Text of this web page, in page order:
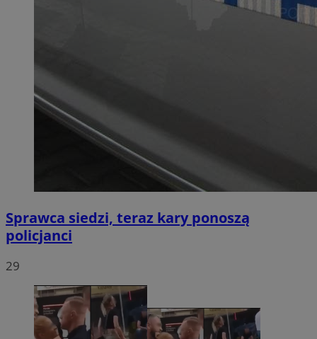
Sprawca siedzi, teraz kary ponoszą
policjanci
29